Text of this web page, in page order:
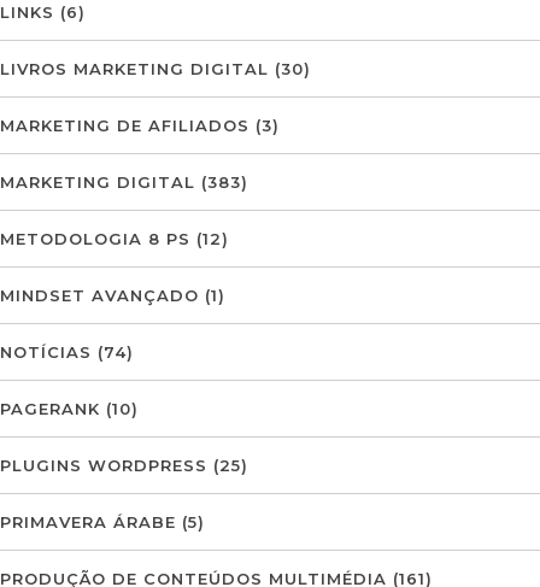
LINKS (6)
LIVROS MARKETING DIGITAL (30)
MARKETING DE AFILIADOS (3)
MARKETING DIGITAL (383)
METODOLOGIA 8 PS (12)
MINDSET AVANÇADO (1)
NOTÍCIAS (74)
PAGERANK (10)
PLUGINS WORDPRESS (25)
PRIMAVERA ÁRABE (5)
PRODUÇÃO DE CONTEÚDOS MULTIMÉDIA (161)